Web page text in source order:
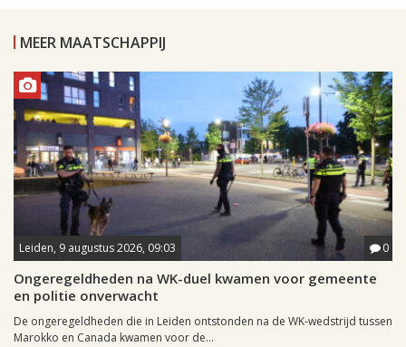
MEER MAATSCHAPPIJ
Leiden, 9 augustus 2026, 09:03 0
Ongeregeldheden na WK-duel kwamen voor gemeente
en politie onverwacht
De ongeregeldheden die in Leiden ontstonden na de WK-wedstrijd tussen
Marokko en Canada kwamen voor de...